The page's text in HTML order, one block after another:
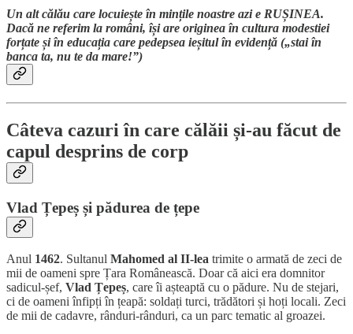
Un alt călău care locuiește în mințile noastre azi e RUȘINEA.
Dacă ne referim la români, își are originea în cultura modestiei
forțate și în educația care pedepsea ieșitul în evidență („stai în
banca ta, nu te da mare!”)
Câteva cazuri în care călăii și-au făcut de
capul desprins de corp
Vlad Țepeș și pădurea de țepe
Anul 1462. Sultanul Mahomed al II-lea trimite o armată de zeci de
mii de oameni spre Țara Românească. Doar că aici era domnitor
sadicul-șef, Vlad Țepeș, care îi așteaptă cu o pădure. Nu de stejari,
ci de oameni înfipți în țeapă: soldați turci, trădători și hoți locali. Zeci
de mii de cadavre, rânduri-rânduri, ca un parc tematic al groazei.